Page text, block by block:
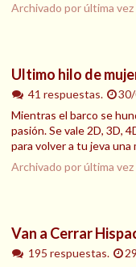
Archivado por última vez
Ultimo hilo de
41 respuestas.
Mientras el barco se
pasión. Se vale 2D, 3D,
para volver a tu jeva una
Archivado por última vez
Van a Cerrar
195 respuestas.